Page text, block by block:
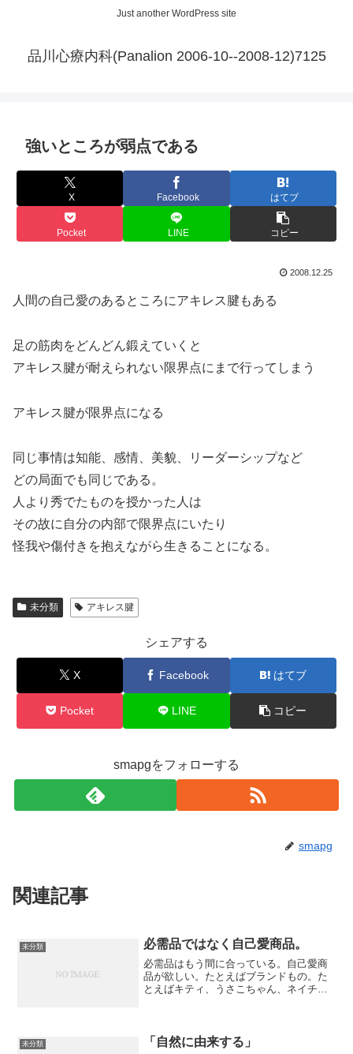
Just another WordPress site
品川心療内科(Panalion 2006-10--2008-12)7125
強いところが弱点である
X Facebook はてブ
Pocket LINE コピー
2008.12.25
人間の自己愛のあるところにアキレス腱もある
足の筋肉をどんどん鍛えていくと
アキレス腱が耐えられない限界点にまで行ってしまう
アキレス腱が限界点になる
同じ事情は知能、感情、美貌、リーダーシップなど
どの局面でも同じである。
人より秀でたものを授かった人は
その故に自分の内部で限界点にいたり
怪我や傷付きを抱えながら生きることになる。
未分類 アキレス腱
シェアする
X Facebook はてブ
Pocket LINE コピー
smapgをフォローする
smapg
関連記事
未分類 必需品ではなく自己愛商品。
必需品はもう間に合っている。自己愛商
品が欲しい。たとえばブランドもの。た
とえばキティ、うさこちゃん、ネイチェ
未分類 「自然に由来する」